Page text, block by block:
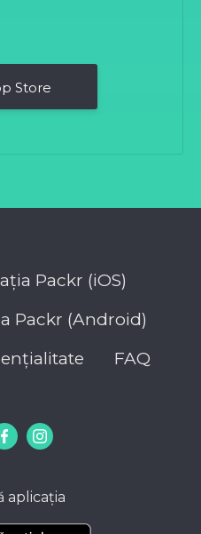
Store
Packr (iOS)
Packr (Android)
FAQ
aplicația